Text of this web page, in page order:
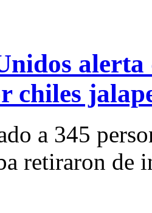
alerta
chiles
a 345
retiraron de